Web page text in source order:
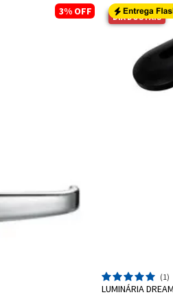
3% OFF DIA DOS PAIS
(1)
LUMINÁRIA